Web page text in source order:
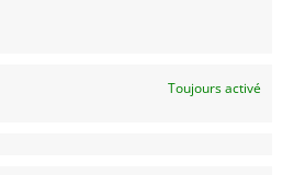
Toujours activé